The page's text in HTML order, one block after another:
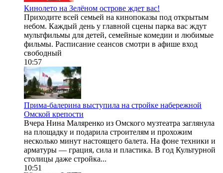
Кинолето на Зелёном острове ждет вас!
Приходите всей семьей на кинопоказы под открытым
небом. Каждый день у главной сцены парка вас ждут
мультфильмы для детей, семейные комедии и любимые
фильмы. Расписание сеансов смотри в афише вход
свободный
10:57
Прима-балерина выступила на стройке набережной
Омской крепости
Вчера Нина Маляренко из Омского музтеатра заглянула
на площадку и подарила строителям и прохожим
несколько минут настоящего балета. На фоне техники и
арматуры — грация, сила и пластика. В год Культурной
столицы даже стройка...
10:51